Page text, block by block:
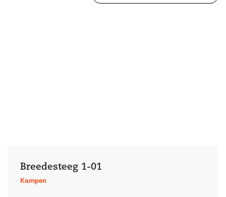
Breedesteeg 1-01
Kampen